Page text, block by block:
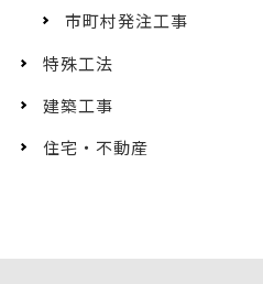
市町村発注工事
特殊工法
建築工事
住宅・不動産